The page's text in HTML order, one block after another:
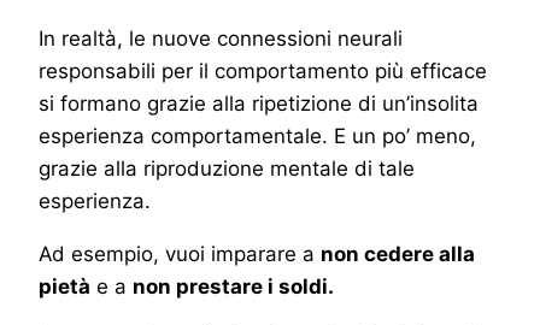
In realtà, le nuove connessioni neurali
responsabili per il comportamento più efficace
si formano grazie alla ripetizione di un’insolita
esperienza comportamentale. E un po’ meno,
grazie alla riproduzione mentale di tale
esperienza.
Ad esempio, vuoi imparare a non cedere alla
pietà e a non prestare i soldi.